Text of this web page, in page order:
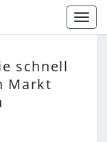
schnell
Markt